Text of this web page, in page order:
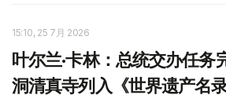
15:10, 25 7月 2026
叶尔兰·卡林：总统交办任务
洞清真寺列入《世界遗产名录